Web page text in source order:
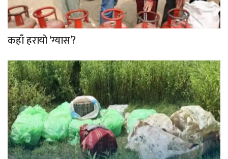
कहाँ हरायो ‘ग्यास’?